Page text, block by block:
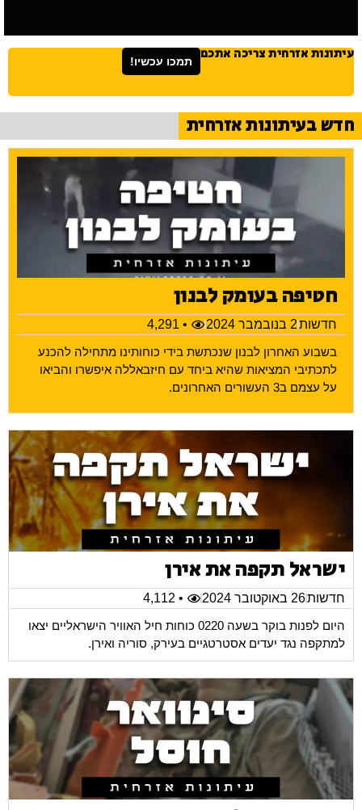
עיתונות אזרחית צריכה אתכם תמכו עכשיו!
חדש בעיתונות אזרחית
חטיפה בעומק לבנון
חדשות2 בנובמבר 2024
• 4,291
בשבוע האחרון לבנון שנכתשת בידי כוחותינו מתחילה להכנע
לתכתיבי המציאות שהיא ביחד עם חיזבאללה איפשרו והביאו
על עצמם ב3 העשורים האחרונים.
ישראל תקפה את אירן
חדשות26 באוקטובר 2024
• 4,112
היום לפנות בוקר בשעה 0220 כוחות חיל האוויר הישראליים יצאו
למתקפה נגד יעדים אסטרטגיים בעירק, סוריה ואירן.